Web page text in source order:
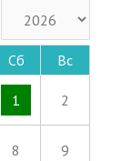
Сб Вс
1 2
8 9